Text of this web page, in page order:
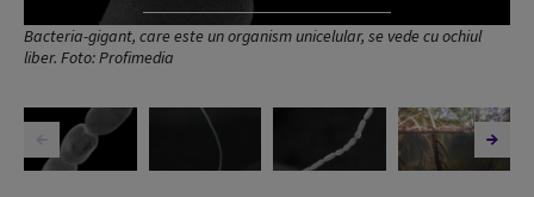
Bacteria-gigant, care este un organism unicelular, se vede cu ochiul
liber. Foto: Profimedia